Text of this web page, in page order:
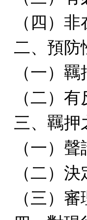
（四）
二、預防
（一）
（二）
三、羈押
（一）
（二）
（三）